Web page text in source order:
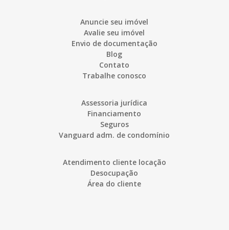
Anuncie seu imóvel
Avalie seu imóvel
Envio de documentação
Blog
Contato
Trabalhe conosco
Assessoria jurídica
Financiamento
Seguros
Vanguard adm. de condomínio
Atendimento cliente locação
Desocupação
Área do cliente